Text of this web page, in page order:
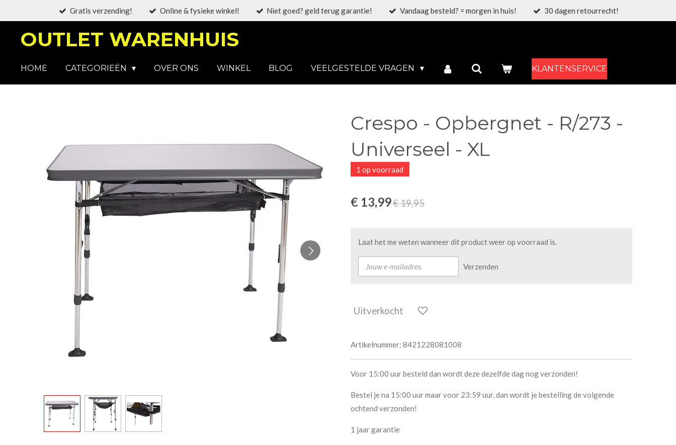
hoofdinhoud
Gratis verzending! Online & fysieke winkel! Niet goed? geld terug garantie! Vandaag besteld? = morgen in huis! 30 dagen retourrecht!
OUTLET WARENHUIS
HOME CATEGORIEËN OVER ONS WINKEL BLOG VEELGESTELDE VRAGEN KLANTENSERVICE
Crespo - Opbergnet - R/273 -
Universeel - XL
1 op voorraad
€ 13,99€ 19,95
Laat het me weten wanneer dit product weer op voorraad is.
Verzenden
Uitverkocht
Artikelnummer: 8421228081008
Voor 15:00 uur besteld dan wordt deze dezelfde dag nog verzonden!
Bestel je na 15:00 uur maar voor 23:59 uur, dan wordt je bestelling de volgende
ochtend verzonden!
1 jaar garantie